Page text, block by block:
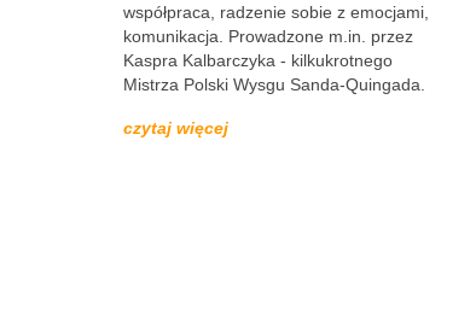
współpraca, radzenie sobie z emocjami,
komunikacja. Prowadzone m.in. przez
Kaspra Kalbarczyka - kilkukrotnego
Mistrza Polski Wysgu Sanda-Quingada.
czytaj więcej